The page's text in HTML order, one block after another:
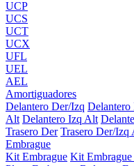
UCP
UCS
UCT
UCX
UFL
UEL
AEL
Amortiguadores
Delantero Der/Izq Delantero
Alt Delantero Izq Alt
Trasero Der Trasero Der/Izq
Embrague
Kit Embrague Kit Embrague